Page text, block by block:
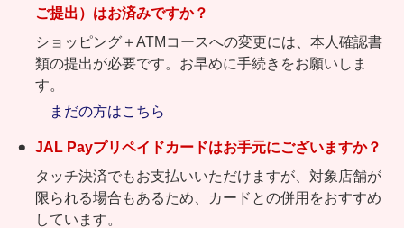
ご提出）はお済みですか？
ショッピング＋ATMコースへの変更には、本人確認書
類の提出が必要です。お早めに手続きをお願いしま
す。
まだの方はこちら
JAL Payプリペイドカードはお手元にございますか？
タッチ決済でもお支払いいただけますが、対象店舗が
限られる場合もあるため、カードとの併用をおすすめ
しています。